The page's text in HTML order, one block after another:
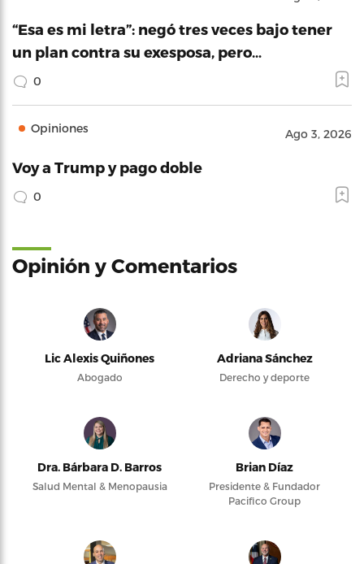
“Esa es mi letra”: negó tres veces bajo tener
un plan contra su exesposa, pero…
0
Opiniones Ago 3, 2026
Voy a Trump y pago doble
0
Opinión y Comentarios
Lic Alexis Quiñones
Abogado
Adriana Sánchez
Derecho y deporte
Dra. Bárbara D. Barros
Salud Mental & Menopausia
Brian Díaz
Presidente & Fundador
Pacifico Group